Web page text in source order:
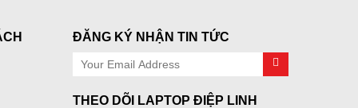
ĐĂNG KÝ NHẬN TIN TỨC
THEO DÕI LAPTOP ĐIỆP LINH